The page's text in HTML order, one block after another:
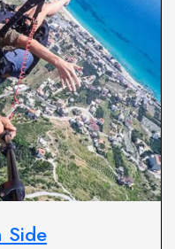
Side